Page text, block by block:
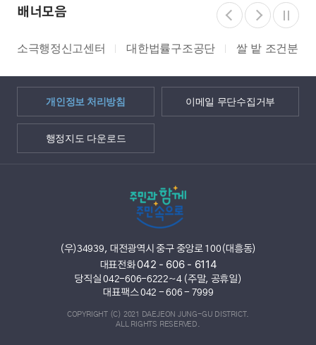
배너모음
소극행정신고센터 대한법률구조공단 쌀 밭 조건분리
개인정보 처리방침 이메일 무단수집거부
행정지도 다운로드
(우)34939, 대전광역시 중구 중앙로 100(대흥동)
대표전화042 - 606 - 6114
당직실 042-606-6222~4 (주말, 공휴일)
대표팩스 042 - 606 - 7999
COPYRIGHT (C) 2021 DAEJEON JUNG-GU DISTRICT.
ALL RIGHTS RESERVED.